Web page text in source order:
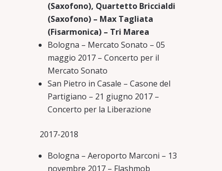
(Saxofono), Quartetto Briccialdi
(Saxofono) – Max Tagliata
(Fisarmonica) – Tri Marea
Bologna – Mercato Sonato – 05
maggio 2017 – Concerto per il
Mercato Sonato
San Pietro in Casale – Casone del
Partigiano – 21 giugno 2017 –
Concerto per la Liberazione
2017-2018
Bologna – Aeroporto Marconi – 13
novembre 2017 – Flashmob